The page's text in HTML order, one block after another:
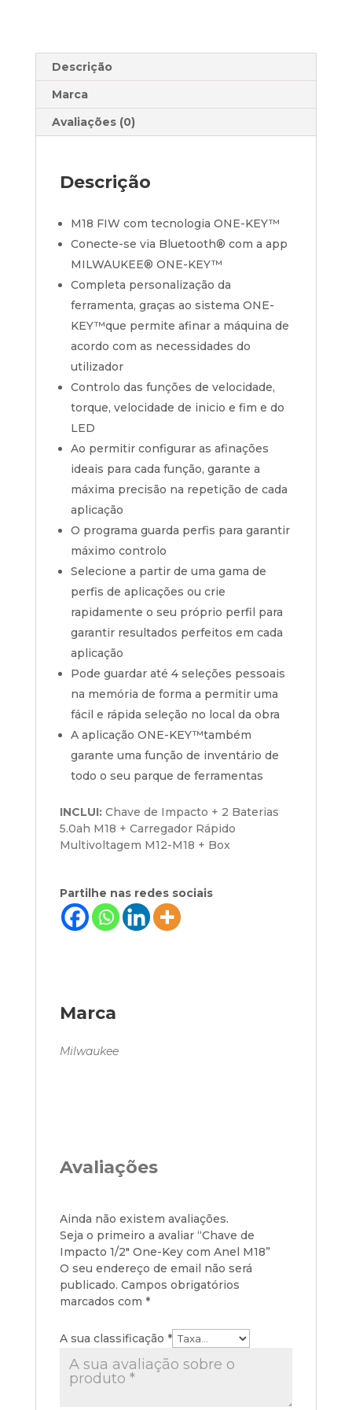
Descrição
Marca
Avaliações (0)
Descrição
M18 FIW com tecnologia ONE-KEY™
Conecte-se via Bluetooth® com a app
MILWAUKEE® ONE-KEY™
Completa personalização da
ferramenta, graças ao sistema ONE-
KEY™que permite afinar a máquina de
acordo com as necessidades do
utilizador
Controlo das funções de velocidade,
torque, velocidade de inicio e fim e do
LED
Ao permitir configurar as afinações
ideais para cada função, garante a
máxima precisão na repetição de cada
aplicação
O programa guarda perfis para garantir
máximo controlo
Selecione a partir de uma gama de
perfis de aplicações ou crie
rapidamente o seu próprio perfil para
garantir resultados perfeitos em cada
aplicação
Pode guardar até 4 seleções pessoais
na memória de forma a permitir uma
fácil e rápida seleção no local da obra
A aplicação ONE-KEY™também
garante uma função de inventário de
todo o seu parque de ferramentas
INCLUI:Chave de Impacto + 2 Baterias
5.0ah M18 + Carregador Rápido
Multivoltagem M12-M18 + Box
Partilhe nas redes sociais
Marca
Milwaukee
Avaliações
Ainda não existem avaliações.
Seja o primeiro a avaliar “Chave de
Impacto 1/2″ One-Key com Anel M18”
O seu endereço de email não será
publicado. Campos obrigatórios
marcados com *
A sua classificação *